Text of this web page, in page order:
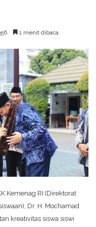
1 menit dibaca
Kemenag RI (Direktorat
Dr. H. Mochamad
kreativitas siswa siswi